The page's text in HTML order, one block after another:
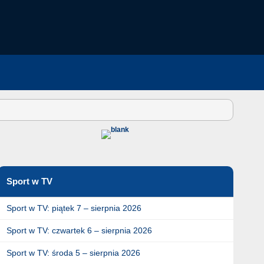
Sport w TV
Sport w TV: piątek 7 – sierpnia 2026
Sport w TV: czwartek 6 – sierpnia 2026
Sport w TV: środa 5 – sierpnia 2026